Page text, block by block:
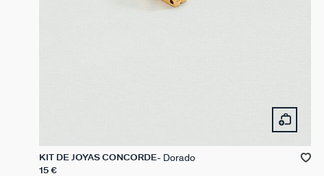
KIT DE JOYAS CONCORDE Dorado
15 €